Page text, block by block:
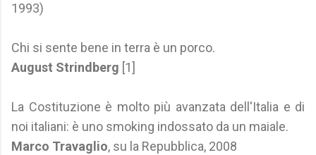
1993)
Chi si sente bene in terra è un porco.
August Strindberg [1]
La Costituzione è molto più avanzata dell'Italia e di
noi italiani: è uno smoking indossato da un maiale.
Marco Travaglio, su la Repubblica, 2008